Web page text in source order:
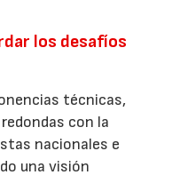
los desafíos
técnicas,
con la
nacionales e
una visión